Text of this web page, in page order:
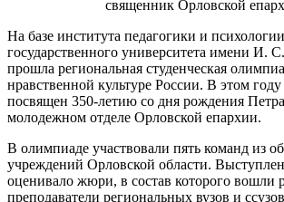
На базе института педагогики и
государственного университета имени И.
прошла региональная студенческая
нравственной культуре России. В этом
посвящен 350-летию со дня рождения
молодежном отделе Орловской епархии.
В олимпиаде участвовали пять команд из
учреждений Орловской области.
оценивало жюри, в состав которого вошли
преподаватели региональных вузов и